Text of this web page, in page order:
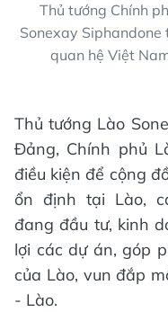
Thủ tướng Chính
Sonexay
quan hệ Việt
Thủ tướng Lào
Đảng, Chính phủ
điều kiện để cộng
ổn định tại Lào,
đang đầu tư, kinh
lợi các dự án, góp
của Lào, vun đắp
- Lào.